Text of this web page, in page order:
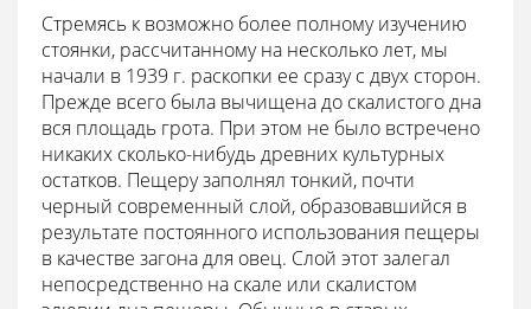
Стремясь к возможно более полному изучению
стоянки, рассчитанному на несколько лет, мы
начали в 1939 г. раскопки ее сразу с двух сторон.
Прежде всего была вычищена до скалистого дна
вся площадь грота. При этом не было встречено
никаких сколько-нибудь древних культурных
остатков. Пещеру заполнял тонкий, почти
черный современный слой, образовавшийся в
результате постоянного использования пещеры
в качестве загона для овец. Слой этот залегал
непосредственно на скале или скалистом